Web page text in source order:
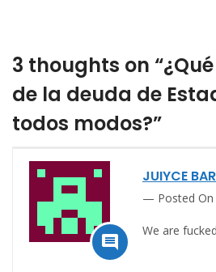
3 thoughts on
de la deuda de
todos modos?”

JUIYCE
Posted
We are fucked